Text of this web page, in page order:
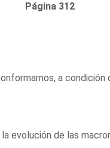
Página 312
a condición
evolución de las